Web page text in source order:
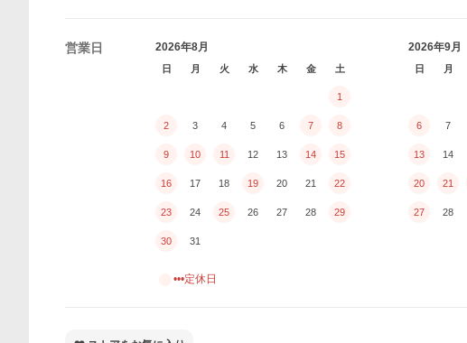
営業日 2026年8月
日 月 火 水 木 金 土
1
2 3 4 5 6 7 8
9 10 11 12 13 14 15
16 17 18 19 20 21 22
23 24 25 26 27 28 29
30 31
2026年9月
日 月
6 7
13 14
20 21
27 28
•••定休日